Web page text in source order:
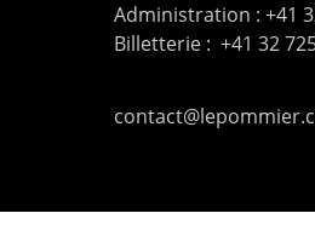
Administration : +41
Billetterie : +41 32